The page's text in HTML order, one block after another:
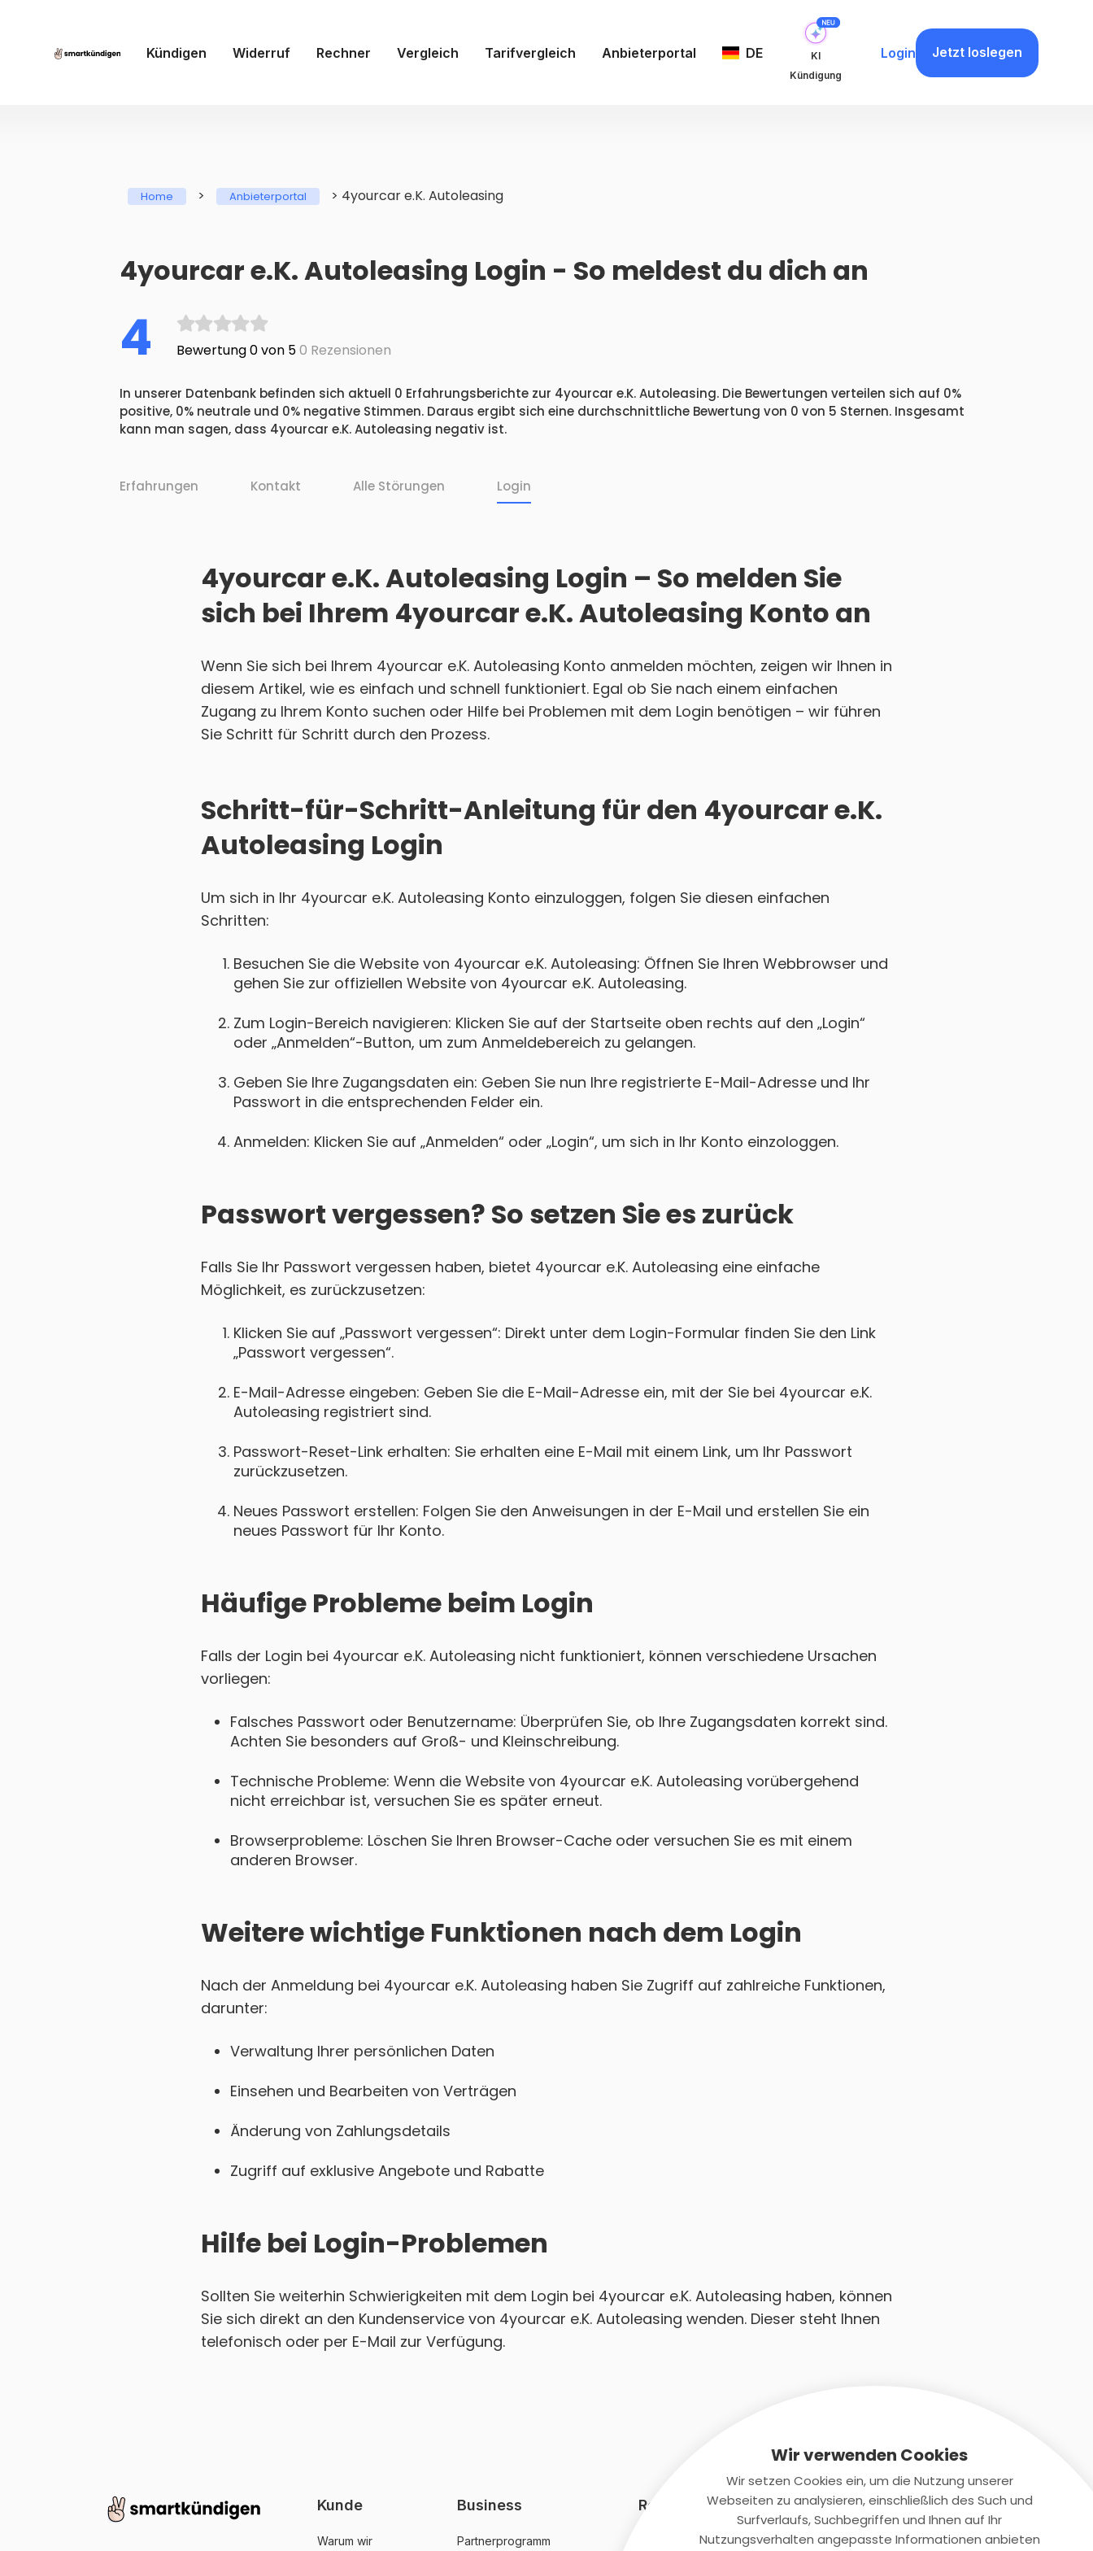
Kündigen Widerruf Rechner Vergleich Tarifvergleich Anbieterportal DE
KI
Kündigung
Login Jetzt loslegen
Home > Anbieterportal > 4yourcar e.K. Autoleasing
4yourcar e.K. Autoleasing Login - So meldest du dich an
4 Bewertung 0 von 50 Rezensionen
In unserer Datenbank befinden sich aktuell 0 Erfahrungsberichte zur 4yourcar e.K. Autoleasing. Die Bewertungen verteilen sich auf 0%
positive, 0% neutrale und 0% negative Stimmen. Daraus ergibt sich eine durchschnittliche Bewertung von 0 von 5 Sternen. Insgesamt
kann man sagen, dass 4yourcar e.K. Autoleasing negativ ist.
Erfahrungen Kontakt Alle Störungen Login
4yourcar e.K. Autoleasing Login – So melden Sie
sich bei Ihrem 4yourcar e.K. Autoleasing Konto an
Wenn Sie sich bei Ihrem 4yourcar e.K. Autoleasing Konto anmelden möchten, zeigen wir Ihnen in
diesem Artikel, wie es einfach und schnell funktioniert. Egal ob Sie nach einem einfachen
Zugang zu Ihrem Konto suchen oder Hilfe bei Problemen mit dem Login benötigen – wir führen
Sie Schritt für Schritt durch den Prozess.
Schritt-für-Schritt-Anleitung für den 4yourcar e.K.
Autoleasing Login
Um sich in Ihr 4yourcar e.K. Autoleasing Konto einzuloggen, folgen Sie diesen einfachen
Schritten:
Besuchen Sie die Website von 4yourcar e.K. Autoleasing: Öffnen Sie Ihren Webbrowser und
gehen Sie zur offiziellen Website von 4yourcar e.K. Autoleasing.
Zum Login-Bereich navigieren: Klicken Sie auf der Startseite oben rechts auf den „Login“
oder „Anmelden“-Button, um zum Anmeldebereich zu gelangen.
Geben Sie Ihre Zugangsdaten ein: Geben Sie nun Ihre registrierte E-Mail-Adresse und Ihr
Passwort in die entsprechenden Felder ein.
Anmelden: Klicken Sie auf „Anmelden“ oder „Login“, um sich in Ihr Konto einzologgen.
Passwort vergessen? So setzen Sie es zurück
Falls Sie Ihr Passwort vergessen haben, bietet 4yourcar e.K. Autoleasing eine einfache
Möglichkeit, es zurückzusetzen:
Klicken Sie auf „Passwort vergessen“: Direkt unter dem Login-Formular finden Sie den Link
„Passwort vergessen“.
E-Mail-Adresse eingeben: Geben Sie die E-Mail-Adresse ein, mit der Sie bei 4yourcar e.K.
Autoleasing registriert sind.
Passwort-Reset-Link erhalten: Sie erhalten eine E-Mail mit einem Link, um Ihr Passwort
zurückzusetzen.
Neues Passwort erstellen: Folgen Sie den Anweisungen in der E-Mail und erstellen Sie ein
neues Passwort für Ihr Konto.
Häufige Probleme beim Login
Falls der Login bei 4yourcar e.K. Autoleasing nicht funktioniert, können verschiedene Ursachen
vorliegen:
Falsches Passwort oder Benutzername: Überprüfen Sie, ob Ihre Zugangsdaten korrekt sind.
Achten Sie besonders auf Groß- und Kleinschreibung.
Technische Probleme: Wenn die Website von 4yourcar e.K. Autoleasing vorübergehend
nicht erreichbar ist, versuchen Sie es später erneut.
Browserprobleme: Löschen Sie Ihren Browser-Cache oder versuchen Sie es mit einem
anderen Browser.
Weitere wichtige Funktionen nach dem Login
Nach der Anmeldung bei 4yourcar e.K. Autoleasing haben Sie Zugriff auf zahlreiche Funktionen,
darunter:
Verwaltung Ihrer persönlichen Daten
Einsehen und Bearbeiten von Verträgen
Änderung von Zahlungsdetails
Zugriff auf exklusive Angebote und Rabatte
Hilfe bei Login-Problemen
Sollten Sie weiterhin Schwierigkeiten mit dem Login bei 4yourcar e.K. Autoleasing haben, können
Sie sich direkt an den Kundenservice von 4yourcar e.K. Autoleasing wenden. Dieser steht Ihnen
telefonisch oder per E-Mail zur Verfügung.
Kunde
Warum wir
Business
Partnerprogramm
Rechtliches Kontaktiere uns
+(49)2131/708-4280
Wir verwenden Cookies
Wir setzen Cookies ein, um die Nutzung unserer
Webseiten zu analysieren, einschließlich des Such und
Surfverlaufs, Suchbegriffen und Ihnen auf Ihr
Nutzungsverhalten angepasste Informationen anbieten